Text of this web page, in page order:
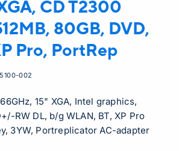
CD T2300
80GB, DVD,
Pro, PortRep
002
15" XGA, Intel graphics,
RW DL, b/g WLAN, BT, XP Pro
3YW, Portreplicator AC-adapter